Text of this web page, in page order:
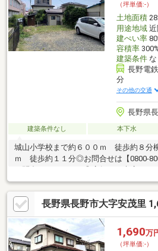
（坪単価:-）
土地面積
用途地域近
建ぺい率
容積率
建築条件な
長野電
分
その他の交通
長野県
建築条件なし 本下水
城山小学校まで約６００ｍ 徒歩約８分
ｍ 徒歩約１１分◎お問合せは【0800-
お問合せください！◎店舗へご来店いた
介できる場合がございます。 ご予約は
店】で検索☆当社は、宅地建物取引士に
ん、住宅ローンのご相談も承っておりま
か…、審査が通るか…など、住宅ローン
談ください！
長野県長野市大字安茂里
1,690万
（坪単価:-）